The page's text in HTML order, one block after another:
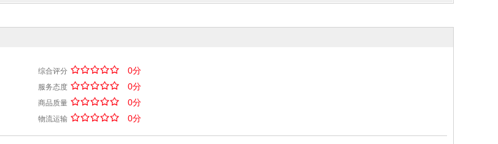
综合评分 /////
..... 0分
服务态度 /////
..... 0分
商品质量 /////
..... 0分
物流运输 /////
..... 0分